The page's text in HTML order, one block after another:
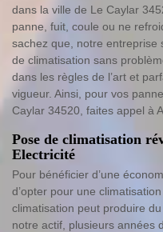
dans la ville de Le Caylar
panne, fuit, coule ou ne
sachez que, notre entreprise
de climatisation sans
dans les règles de l’art et
vigueur. Ainsi, pour vos
Caylar 34520, faites appel à
Pose de climatisation
Electricité
Pour bénéficier d’une
d’opter pour une
climatisation peut produire
notre actif, plusieurs années